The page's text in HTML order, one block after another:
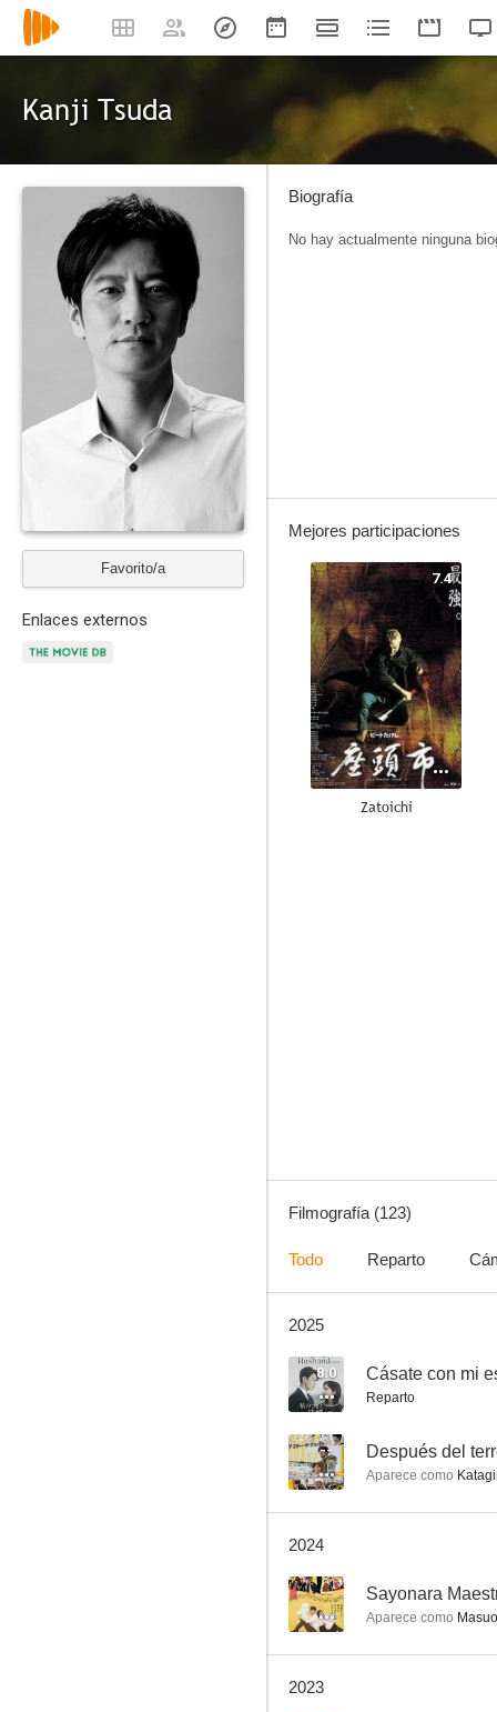
Kanji Tsuda
Favorito/a
Enlaces externos
Biografía
No hay actualmente ninguna
Mejores participaciones
7.4
Zatoichi
Redline
8.0
Filmografía (123)
Todo Reparto
2025
8.0 Cásate con mi
Reparto
-- Después del
Aparece como
2024
-- Sayonara
Aparece como
2023